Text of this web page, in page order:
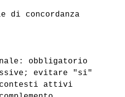
di concordanza
obbligatorio
evitare "si"
attivi